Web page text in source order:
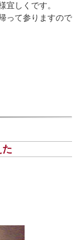
宜しくです。
って参りますので